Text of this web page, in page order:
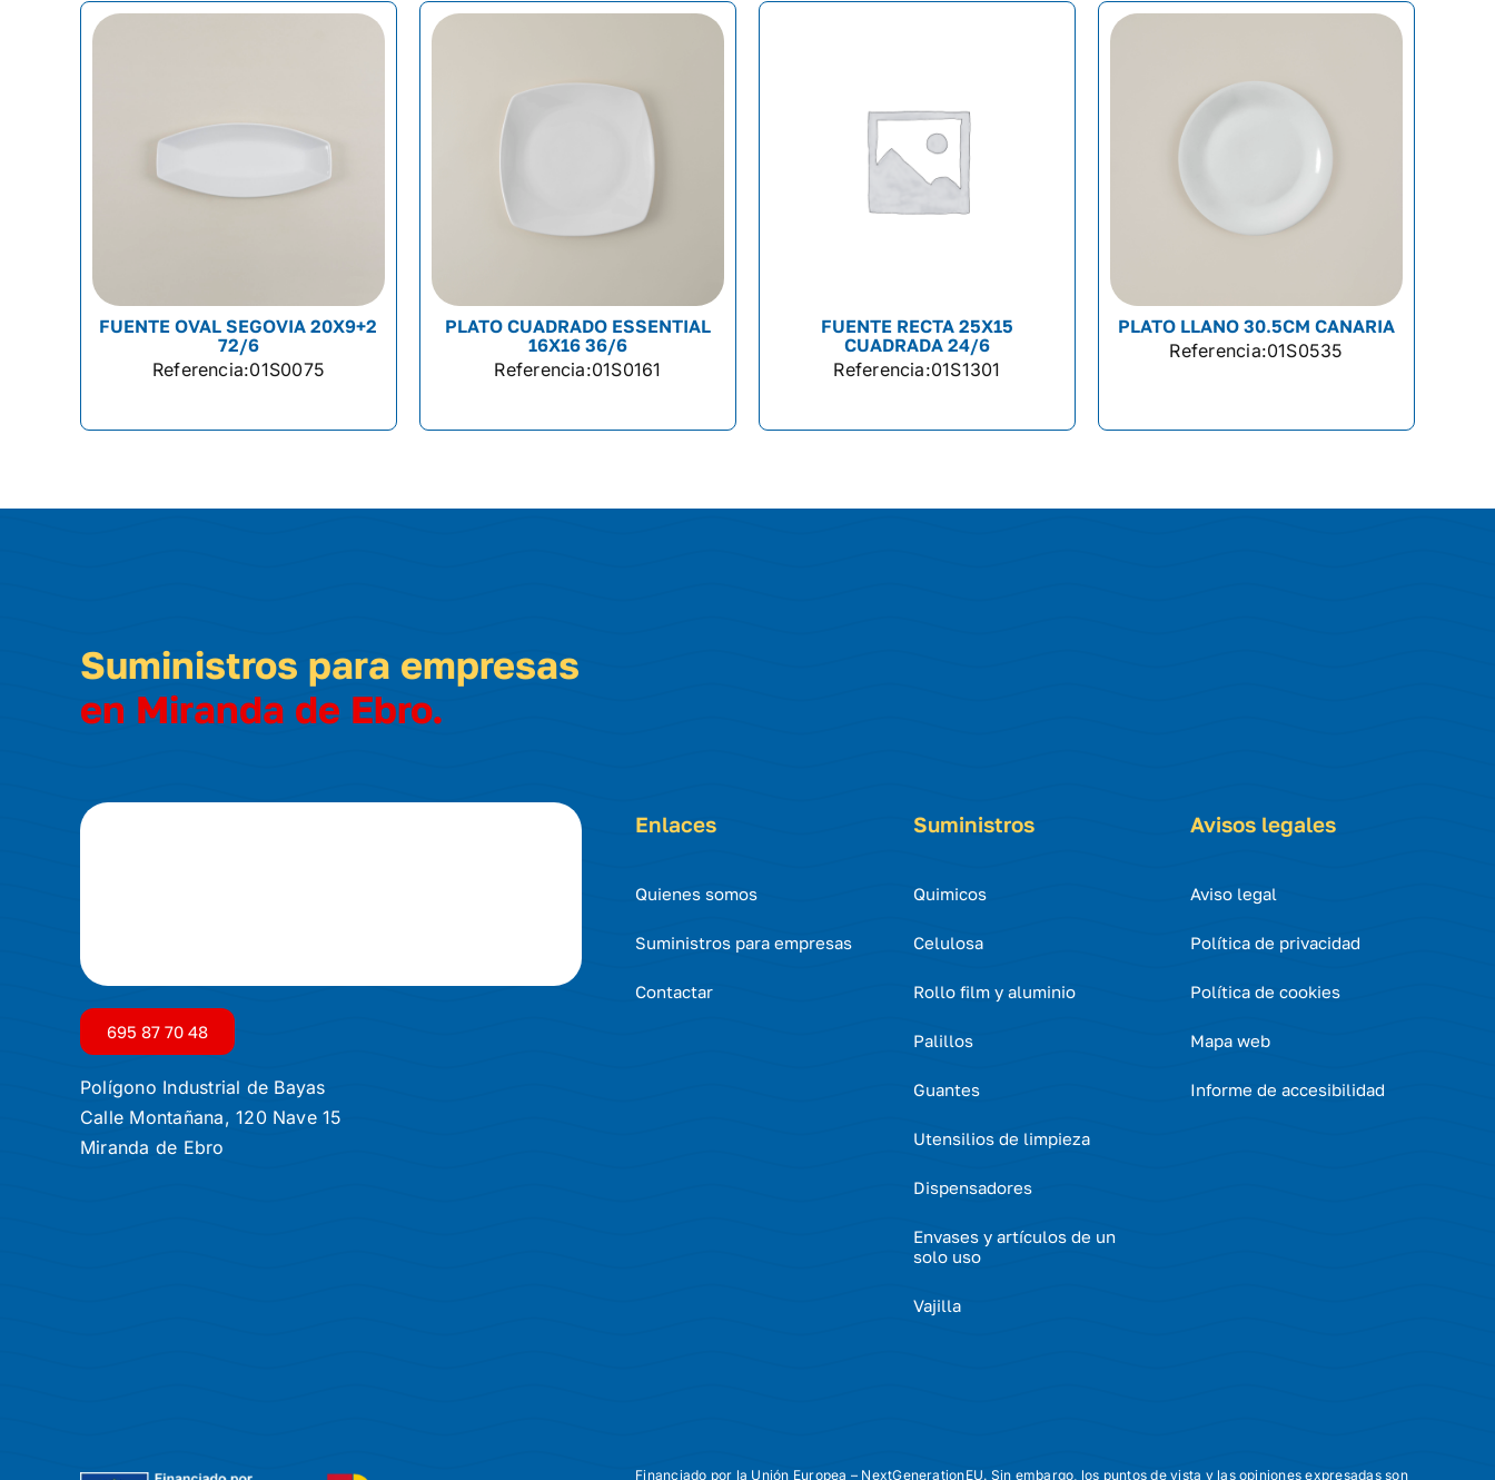
FUENTE OVAL SEGOVIA 20X9+2
72/6
Referencia:01S0075
PLATO CUADRADO ESSENTIAL
16X16 36/6
Referencia:01S0161
FUENTE RECTA 25X15
CUADRADA 24/6
Referencia:01S1301
PLATO LLANO 30.5CM CANARIA
Referencia:01S0535
Suministros para empresas
en Miranda de Ebro.
695 87 70 48
Polígono Industrial de Bayas
Calle Montañana, 120 Nave 15
Miranda de Ebro
Enlaces
Quienes somos
Suministros para empresas
Contactar
Suministros
Quimicos
Celulosa
Rollo film y aluminio
Palillos
Guantes
Utensilios de limpieza
Dispensadores
Envases y artículos de un
solo uso
Vajilla
Avisos legales
Aviso legal
Política de privacidad
Política de cookies
Mapa web
Informe de accesibilidad
Financiado por la Unión Europea – NextGenerationEU. Sin embargo, los puntos de vista y las opiniones expresadas son